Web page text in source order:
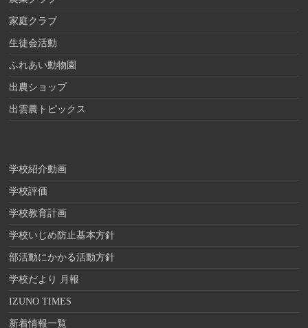
家庭クラブ
生徒会活動
ふれあい動物園
出農ショップ
出雲農トピックス
学校紹介動画
学校評価
学校教育計画
学校いじめ防止基本方針
部活動にかかる活動方針
学校だより 月報
IZUNO TIMES
新着情報一覧